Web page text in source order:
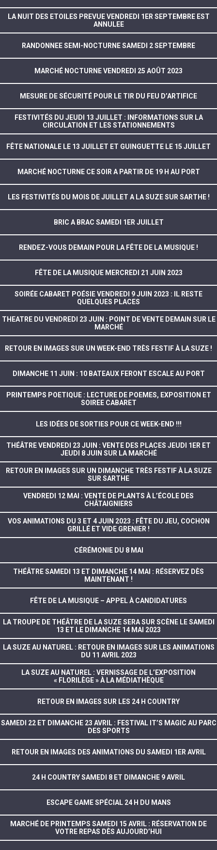
LA NUIT DES ETOILES PREVUE VENDREDI 1ER SEPTEMBRE EST
ANNULEE
RANDONNEE SEMI-NOCTURNE SAMEDI 2 SEPTEMBRE
MARCHÉ NOCTURNE VENDREDI 25 AOÛT 2023
MESURE DE SÉCURITÉ POUR LE TIR DU FEU D’ARTIFICE
FESTIVITÉS DU JEUDI 13 JUILLET : INFORMATIONS SUR LA
CIRCULATION ET LES STATIONNEMENTS
FÊTE NATIONALE LE 13 JUILLET ET GUINGUETTE LE 15 JUILLET
MARCHÉ NOCTURNE CE SOIR A PARTIR DE 19 H AU PORT
LES FESTIVITÉS DU MOIS DE JUILLET A LA SUZE SUR SARTHE !
BRIC A BRAC SAMEDI 1ER JUILLET
RENDEZ-VOUS DEMAIN POUR LA FÊTE DE LA MUSIQUE !
FÊTE DE LA MUSIQUE MERCREDI 21 JUIN 2023
SOIRÉE CABARET POÉSIE VENDREDI 9 JUIN 2023 : IL RESTE
QUELQUES PLACES
THEATRE DU VENDREDI 23 JUIN : POINT DE VENTE DEMAIN SUR LE
MARCHÉ
RETOUR EN IMAGES SUR UN WEEK-END TRÈS FESTIF À LA SUZE !
DIMANCHE 11 JUIN : 10 BATEAUX FERONT ESCALE AU PORT
PRINTEMPS POETIQUE : LECTURE DE POEMES, EXPOSITION ET
SOIREE CABARET
LES IDÉES DE SORTIES POUR CE WEEK-END !!!
THÉÂTRE VENDREDI 23 JUIN : VENTE DES PLACES JEUDI 1ER ET
JEUDI 8 JUIN SUR LA MARCHÉ
RETOUR EN IMAGES SUR UN DIMANCHE TRÈS FESTIF À LA SUZE
SUR SARTHE
VENDREDI 12 MAI : VENTE DE PLANTS À L’ÉCOLE DES
CHÂTAIGNIERS
VOS ANIMATIONS DU 3 ET 4 JUIN 2023 : FÊTE DU JEU, COCHON
GRILLÉ ET VIDE GRENIER !
CÉRÉMONIE DU 8 MAI
THÉÂTRE SAMEDI 13 ET DIMANCHE 14 MAI : RÉSERVEZ DÈS
MAINTENANT !
FÊTE DE LA MUSIQUE – APPEL À CANDIDATURES
LA TROUPE DE THÉÂTRE DE LA SUZE SERA SUR SCÈNE LE SAMEDI
13 ET LE DIMANCHE 14 MAI 2023
LA SUZE AU NATUREL : RETOUR EN IMAGES SUR LES ANIMATIONS
DU 11 AVRIL 2023
LA SUZE AU NATUREL : VERNISSAGE DE L’EXPOSITION
« FLORILÈGE » À LA MÉDIATHÈQUE
RETOUR EN IMAGES SUR LES 24 H COUNTRY
SAMEDI 22 ET DIMANCHE 23 AVRIL : FESTIVAL IT’S MAGIC AU PARC
DES SPORTS
RETOUR EN IMAGES DES ANIMATIONS DU SAMEDI 1ER AVRIL
24 H COUNTRY SAMEDI 8 ET DIMANCHE 9 AVRIL
ESCAPE GAME SPÉCIAL 24 H DU MANS
MARCHÉ DE PRINTEMPS SAMEDI 15 AVRIL : RÉSERVATION DE
VOTRE REPAS DÈS AUJOURD’HUI